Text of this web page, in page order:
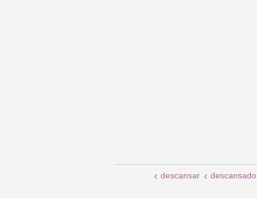
descansar descansado